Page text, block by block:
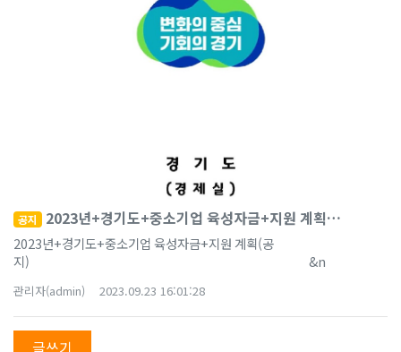
공지 2023년+경기도+중소기업 육성자금+지원 계획
(공지)
2023년+경기도+중소기업 육성자금+지원 계획(공
지) ​ &n
관리자(admin) 2023.09.23 16:01:28
글쓰기